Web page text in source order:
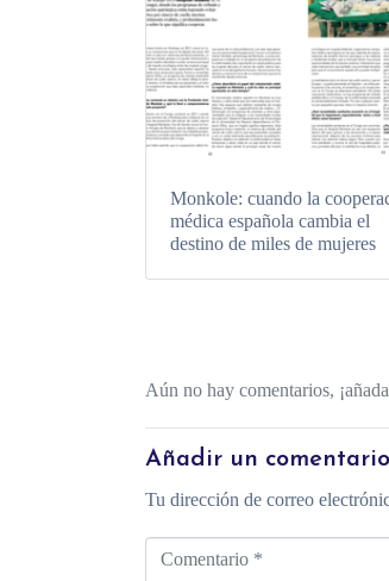
Monkole: cuando la
médica española cambia el
destino de miles de mujeres
Aún no hay comentarios,
Añadir un comentario
Tu dirección de correo